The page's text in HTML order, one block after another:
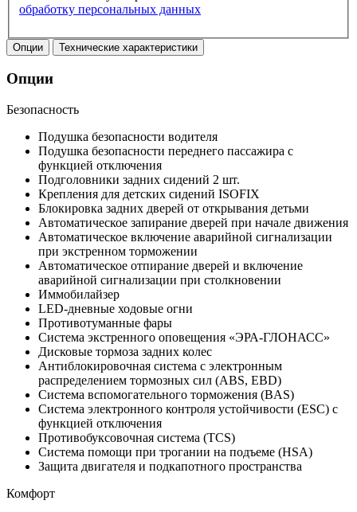
обработку персональных данных
Опции Технические характеристики
Опции
Безопасность
Подушка безопасности водителя
Подушка безопасности переднего пассажира с
функцией отключения
Подголовники задних сидений 2 шт.
Крепления для детских сидений ISOFIX
Блокировка задних дверей от открывания детьми
Автоматическое запирание дверей при начале движения
Автоматическое включение аварийной сигнализации
при экстренном торможении
Автоматическое отпирание дверей и включение
аварийной сигнализации при столкновении
Иммобилайзер
LED-дневные ходовые огни
Противотуманные фары
Система экстренного оповещения «ЭРА-ГЛОНАСС»
Дисковые тормоза задних колес
Антиблокировочная система с электронным
распределением тормозных сил (ABS, EBD)
Система вспомогательного торможения (BAS)
Система электронного контроля устойчивости (ESC) с
функцией отключения
Противобуксовочная система (TCS)
Система помощи при трогании на подъеме (HSА)
Защита двигателя и подкапотного пространства
Комфорт